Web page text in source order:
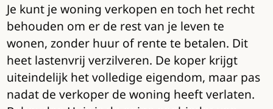
Je kunt je woning verkopen en toch het recht
behouden om er de rest van je leven te
wonen, zonder huur of rente te betalen. Dit
heet lastenvrij verzilveren. De koper krijgt
uiteindelijk het volledige eigendom, maar pas
nadat de verkoper de woning heeft verlaten.